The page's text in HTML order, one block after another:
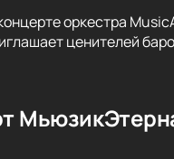
оркестра
ценителей